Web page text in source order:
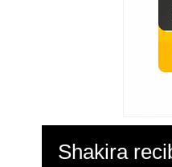
Shakira